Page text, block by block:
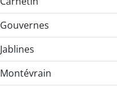
Gouvernes
Jablines
Montévrain